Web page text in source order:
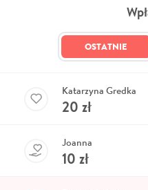
OSTATNIE
Katarzyna Gredka
20 zł
Joanna
10 zł